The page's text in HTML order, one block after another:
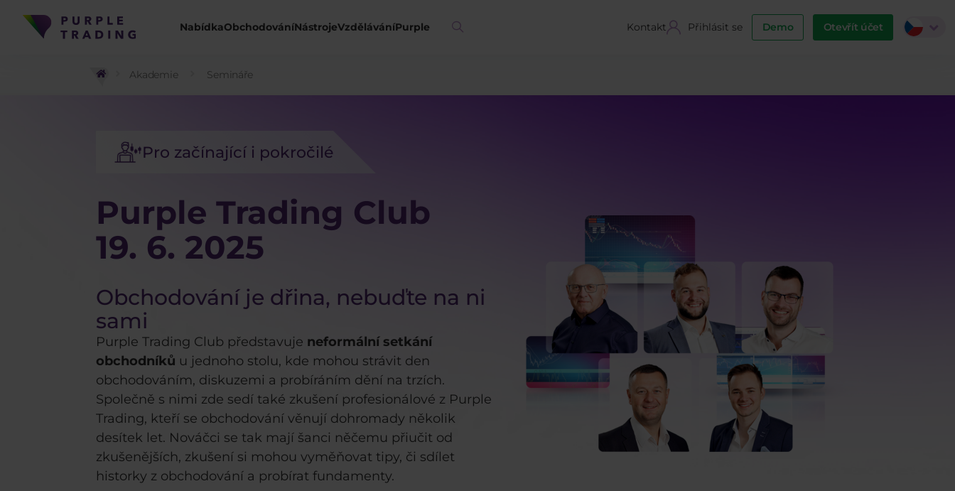
NabídkaObchodováníNástrojeVzděláváníPurple Kontakt Přihlásit se Demo Otevřít účet
Akademie Semináře
Pro začínající i pokročilé
Purple Trading Club
19. 6. 2025
Obchodování je dřina, nebuďte na ni
sami
Purple Trading Club představuje neformální setkání
obchodníků u jednoho stolu, kde mohou strávit den
obchodováním, diskuzemi a probíráním dění na trzích.
Společně s nimi zde sedí také zkušení profesionálové z Purple
Trading, kteří se obchodování věnují dohromady několik
desítek let. Nováčci se tak mají šanci něčemu přiučit od
zkušenějších, zkušení si mohou vyměňovat tipy, či sdílet
historky z obchodování a probírat fundamenty.